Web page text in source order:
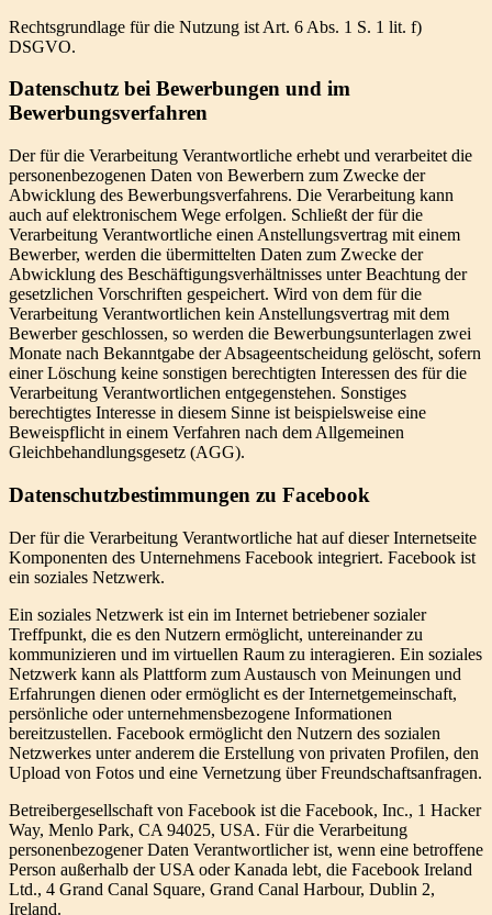
Rechtsgrundlage für die Nutzung ist Art. 6 Abs. 1 S. 1 lit. f)
DSGVO.
Datenschutz bei Bewerbungen und im
Bewerbungsverfahren
Der für die Verarbeitung Verantwortliche erhebt und verarbeitet die
personenbezogenen Daten von Bewerbern zum Zwecke der
Abwicklung des Bewerbungsverfahrens. Die Verarbeitung kann
auch auf elektronischem Wege erfolgen. Schließt der für die
Verarbeitung Verantwortliche einen Anstellungsvertrag mit einem
Bewerber, werden die übermittelten Daten zum Zwecke der
Abwicklung des Beschäftigungsverhältnisses unter Beachtung der
gesetzlichen Vorschriften gespeichert. Wird von dem für die
Verarbeitung Verantwortlichen kein Anstellungsvertrag mit dem
Bewerber geschlossen, so werden die Bewerbungsunterlagen zwei
Monate nach Bekanntgabe der Absageentscheidung gelöscht, sofern
einer Löschung keine sonstigen berechtigten Interessen des für die
Verarbeitung Verantwortlichen entgegenstehen. Sonstiges
berechtigtes Interesse in diesem Sinne ist beispielsweise eine
Beweispflicht in einem Verfahren nach dem Allgemeinen
Gleichbehandlungsgesetz (AGG).
Datenschutzbestimmungen zu Facebook
Der für die Verarbeitung Verantwortliche hat auf dieser Internetseite
Komponenten des Unternehmens Facebook integriert. Facebook ist
ein soziales Netzwerk.
Ein soziales Netzwerk ist ein im Internet betriebener sozialer
Treffpunkt, die es den Nutzern ermöglicht, untereinander zu
kommunizieren und im virtuellen Raum zu interagieren. Ein soziales
Netzwerk kann als Plattform zum Austausch von Meinungen und
Erfahrungen dienen oder ermöglicht es der Internetgemeinschaft,
persönliche oder unternehmensbezogene Informationen
bereitzustellen. Facebook ermöglicht den Nutzern des sozialen
Netzwerkes unter anderem die Erstellung von privaten Profilen, den
Upload von Fotos und eine Vernetzung über Freundschaftsanfragen.
Betreibergesellschaft von Facebook ist die Facebook, Inc., 1 Hacker
Way, Menlo Park, CA 94025, USA. Für die Verarbeitung
personenbezogener Daten Verantwortlicher ist, wenn eine betroffene
Person außerhalb der USA oder Kanada lebt, die Facebook Ireland
Ltd., 4 Grand Canal Square, Grand Canal Harbour, Dublin 2,
Ireland.